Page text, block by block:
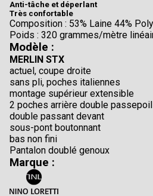
Anti-tâche et déperlant
Très confortable
Composition : 53% Laine 44%
Poids : 320 grammes/mètre
Modèle :
MERLIN STX
actuel, coupe droite
sans pli, poches italiennes
montage supérieur extensible
2 poches arrière double passepoil
double passant devant
sous-pont boutonnant
bas non fini
Pantalon doublé genoux
Marque :